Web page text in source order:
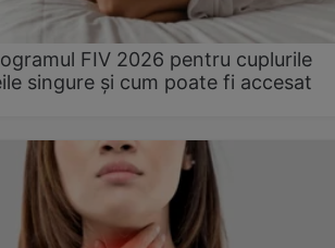
FIV 2026 pentru cuplurile
singure şi cum poate fi accesat